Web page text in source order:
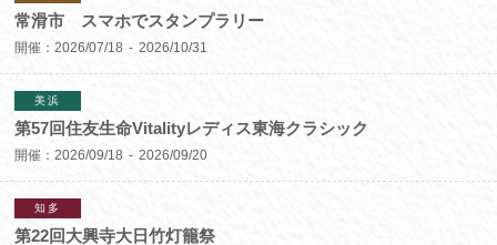
常滑市 スマホでスタンプラリー
開催： 2026/07/18 2026/10/31
美浜
第57回住友生命Vitalityレディス東海クラシック
開催：2026/09/18 2026/09/20
知多
第22回大興寺大日竹灯籠祭